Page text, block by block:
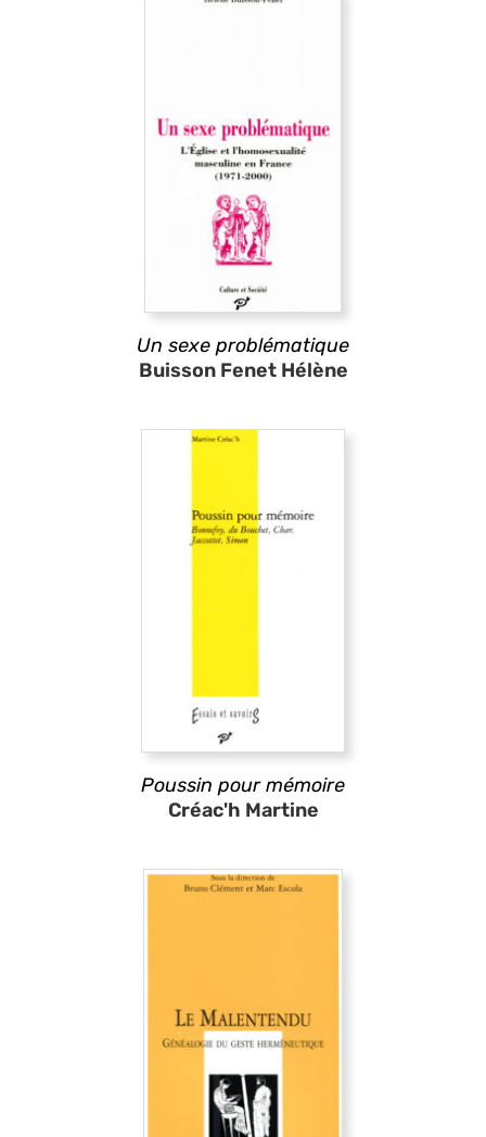
Un sexe problématique
Buisson Fenet Hélène
Poussin pour mémoire
Créac'h Martine